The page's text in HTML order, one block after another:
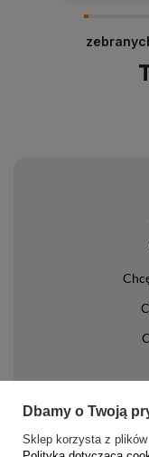
Dbamy o Twoją
Sklep korzysta z